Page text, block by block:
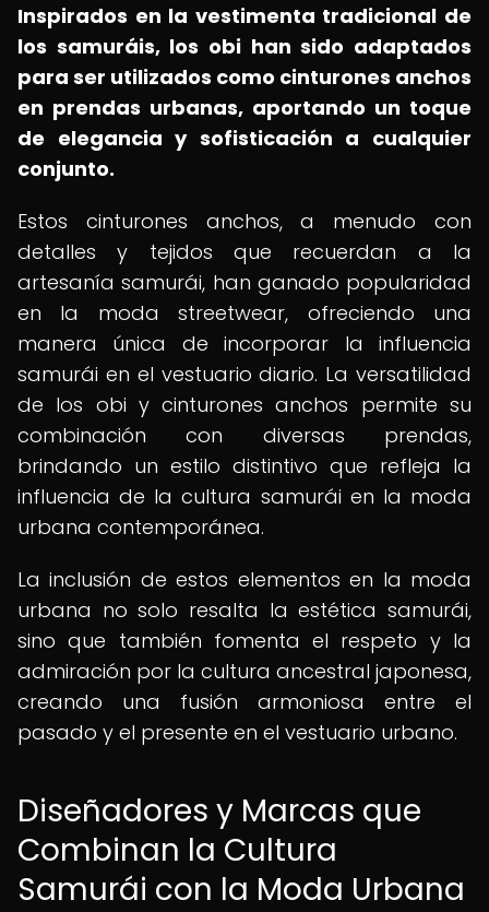
Inspirados en la vestimenta tradicional de
los samuráis, los obi han sido adaptados
para ser utilizados como cinturones anchos
en prendas urbanas, aportando un toque
de elegancia y sofisticación a cualquier
conjunto.
Estos cinturones anchos, a menudo con
detalles y tejidos que recuerdan a la
artesanía samurái, han ganado popularidad
en la moda streetwear, ofreciendo una
manera única de incorporar la influencia
samurái en el vestuario diario. La versatilidad
de los obi y cinturones anchos permite su
combinación con diversas prendas,
brindando un estilo distintivo que refleja la
influencia de la cultura samurái en la moda
urbana contemporánea.
La inclusión de estos elementos en la moda
urbana no solo resalta la estética samurái,
sino que también fomenta el respeto y la
admiración por la cultura ancestral japonesa,
creando una fusión armoniosa entre el
pasado y el presente en el vestuario urbano.
Diseñadores y Marcas que
Combinan la Cultura
Samurái con la Moda Urbana